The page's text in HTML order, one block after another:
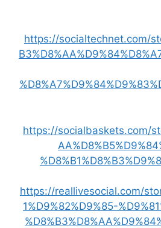
https://socialtechnet.com/
https://socialbaskets.com/
https://reallivesocial.com/
1%D9%82%D9%85-